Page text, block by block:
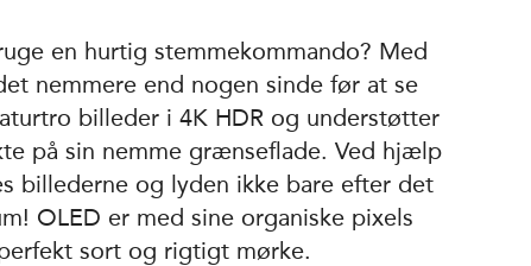
en hurtig stemmekommando? Med
nemmere end nogen sinde før at se
billeder i 4K HDR og understøtter
på sin nemme grænseflade. Ved hjælp
billederne og lyden ikke bare efter det
OLED er med sine organiske pixels
sort og rigtigt mørke.